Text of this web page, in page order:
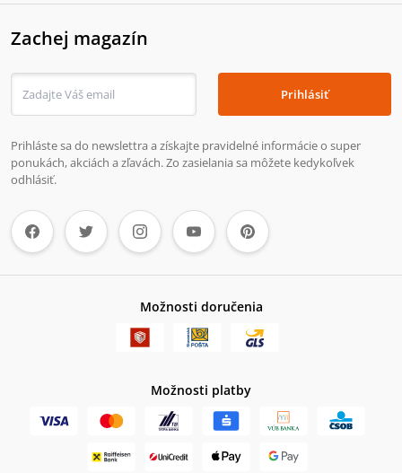
Zachej magazín
Prihlásiť
Prihláste sa do newslettra a získajte pravidelné informácie o super
ponukách, akciách a zľavách. Zo zasielania sa môžete kedykoľvek
odhlásiť.
Možnosti doručenia
Možnosti platby